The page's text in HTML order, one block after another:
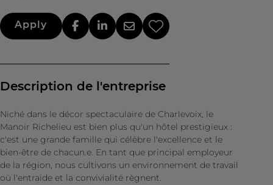
Apply
Description de l'entreprise
Niché dans le décor spectaculaire de Charlevoix, le
Manoir Richelieu est bien plus qu'un hôtel prestigieux :
c'est une grande famille qui célèbre l'excellence et le
bien-être de chacun.e. En tant que principal employeur
de la région, nous cultivons un environnement de travail
où l'entraide et la convivialité règnent.